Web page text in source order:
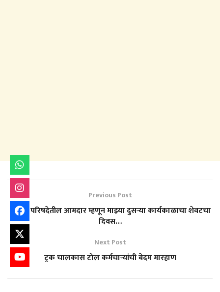
Previous Post
विधान परिषदेतील आमदार म्हणून माझ्या दुसऱ्या कार्यकाळाचा शेवटचा
दिवस…
Next Post
ट्रक चालकास टोल कर्मचाऱ्यांची बेदम मारहाण